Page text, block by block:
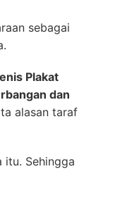
sebagai
Plakat
dan
alasan taraf
itu. Sehingga